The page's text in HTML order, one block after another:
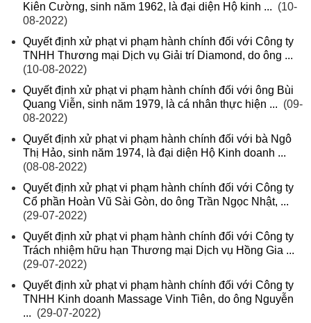
Kiên Cường, sinh năm 1962, là đại diện Hộ kinh ... (10-
08-2022)
Quyết định xử phạt vi phạm hành chính đối với Công ty
TNHH Thương mại Dịch vụ Giải trí Diamond, do ông ...
(10-08-2022)
Quyết định xử phạt vi phạm hành chính đối với ông Bùi
Quang Viễn, sinh năm 1979, là cá nhân thực hiện ... (09-
08-2022)
Quyết định xử phạt vi phạm hành chính đối với bà Ngô
Thị Hảo, sinh năm 1974, là đại diện Hộ Kinh doanh ...
(08-08-2022)
Quyết định xử phạt vi phạm hành chính đối với Công ty
Cổ phần Hoàn Vũ Sài Gòn, do ông Trần Ngọc Nhật, ...
(29-07-2022)
Quyết định xử phạt vi phạm hành chính đối với Công ty
Trách nhiệm hữu hạn Thương mại Dịch vụ Hồng Gia ...
(29-07-2022)
Quyết định xử phạt vi phạm hành chính đối với Công ty
TNHH Kinh doanh Massage Vinh Tiên, do ông Nguyễn
... (29-07-2022)